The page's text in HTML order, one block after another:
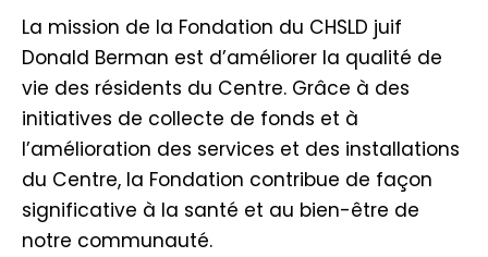
La mission de la Fondation du CHSLD juif
Donald Berman est d’améliorer la qualité de
vie des résidents du Centre. Grâce à des
initiatives de collecte de fonds et à
l’amélioration des services et des installations
du Centre, la Fondation contribue de façon
significative à la santé et au bien-être de
notre communauté.